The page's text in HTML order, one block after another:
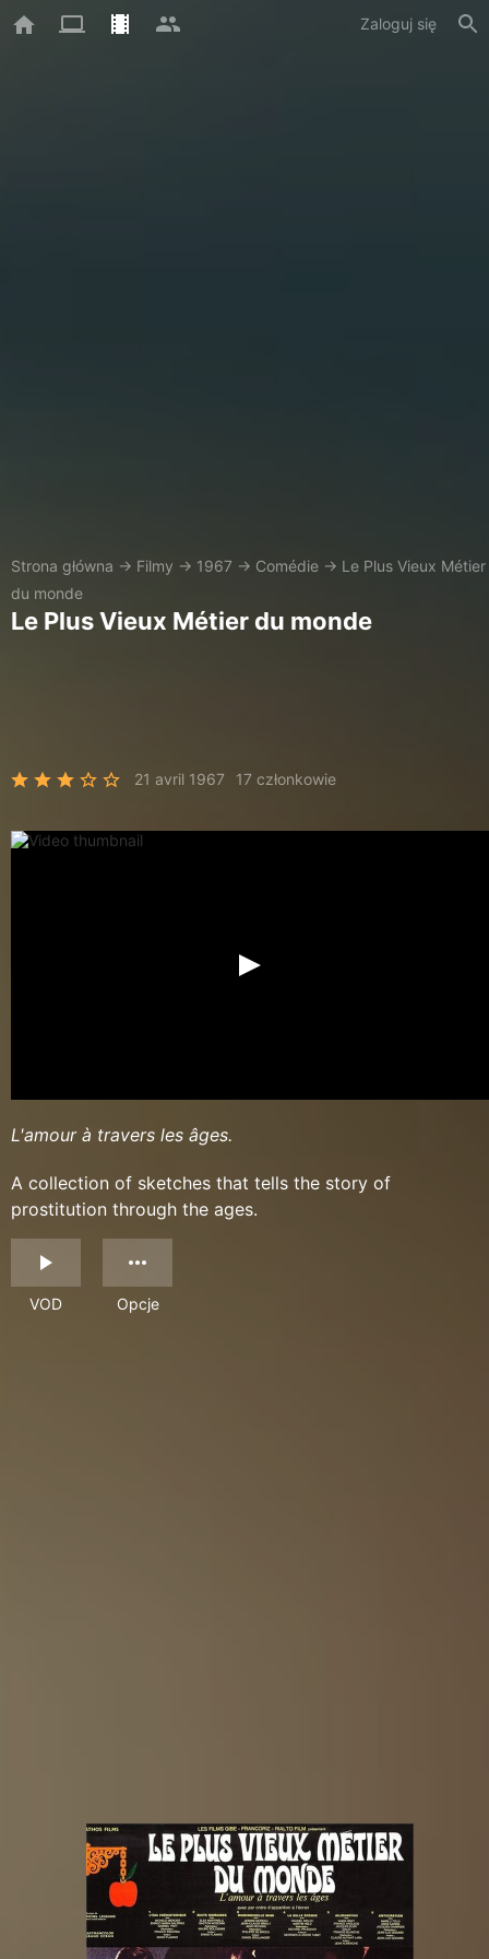
Zaloguj się
Strona główna → Filmy → 1967 → Comédie → Le Plus Vieux Métier
du monde
Le Plus Vieux Métier du monde
21 avril 1967 17 członkowie
L'amour à travers les âges.
A collection of sketches that tells the story of
prostitution through the ages.
VOD Opcje